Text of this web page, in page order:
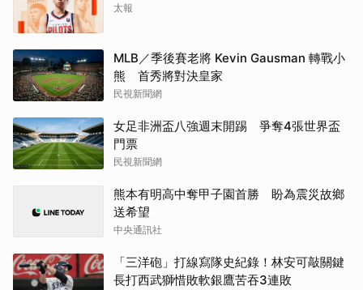
太報
MLB／季後賽老將 Kevin Gausman 轉戰小
熊 首秀將對決皇家
民視新聞網
女足非洲盃八強週末開踢 爭奪4張世界盃
門票
民視新聞網
熊本有明高中奪甲子園首勝 盼為震災故鄉
送希望
中央通訊社
「三洋砲」打線寫隊史紀錄！林安可敲關鍵
長打西武獅惜敗軟銀鷹苦吞3連敗